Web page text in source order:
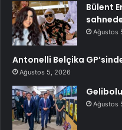
Bülent
Ağustos
Antonelli Belçika
Ağustos 5, 2026
Ağustos